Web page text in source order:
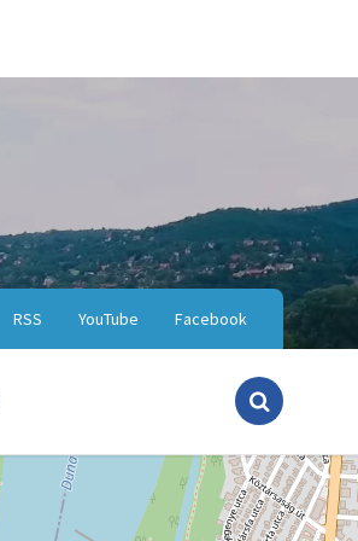
Facebook
YouTube
RSS